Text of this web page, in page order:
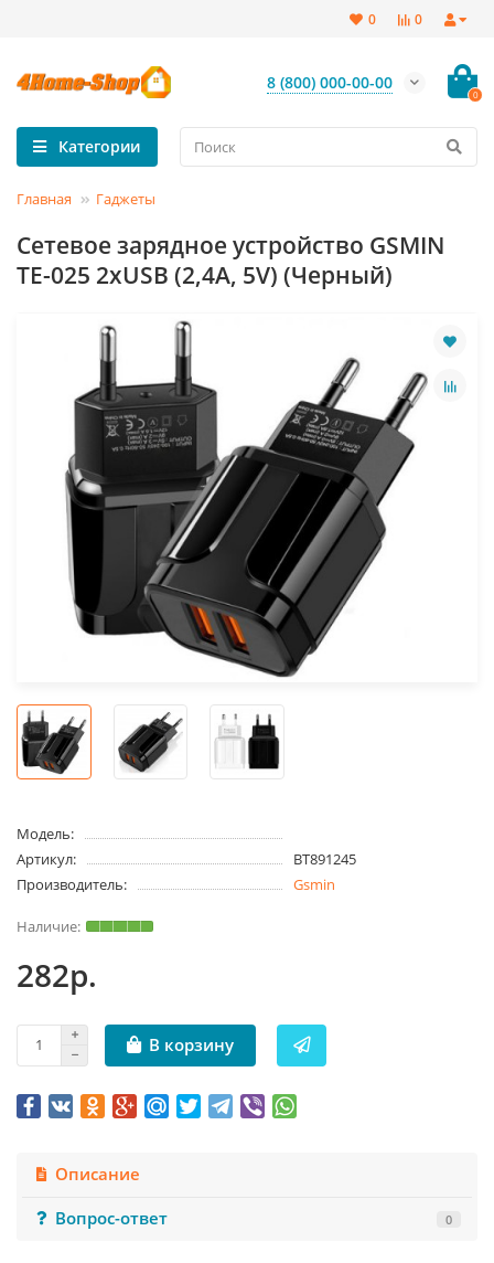
0
0
8 (800) 000-00-00
0
Категории
Главная Гаджеты
Сетевое зарядное устройство GSMIN
TE-025 2хUSB (2,4A, 5V) (Черный)
Модель:
Артикул:
BT891245
Производитель:
Gsmin
282р.
В корзину
Описание
Вопрос-ответ
0